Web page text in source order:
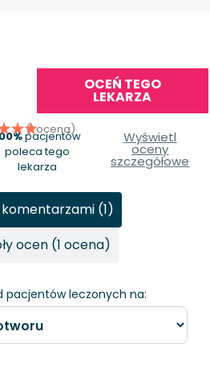
OCEŃ TEGO
LEKARZA
(1 ocena)
pacjentów
poleca tego
lekarza
Wyświetl
oceny
szczegółowe
pacjentów leczonych na:
(1)
ocen (1 ocena)